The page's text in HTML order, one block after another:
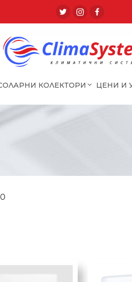
КОЛЕКТОРИ ЦЕНИ И